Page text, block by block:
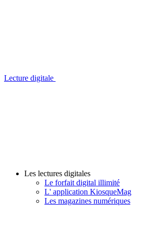
Lecture digitale
Les lectures digitales
Le forfait digital illimité
L' application KiosqueMag
Les magazines numériques